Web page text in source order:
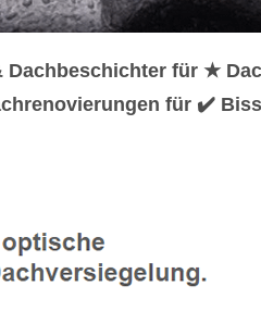
Dachbeschichter für ★
für ✔️